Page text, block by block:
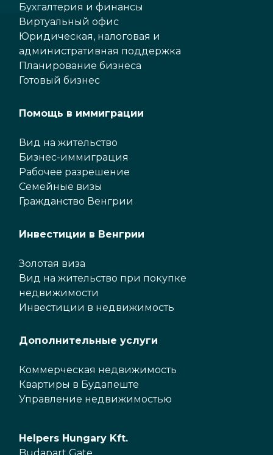
Бухгалтерия и финансы
Виртуальный офис
Юридическая, налоговая и
административная поддержка
Планирование бизнеса
Готовый бизнес
Помощь в иммиграции
Вид на жительство
Бизнес-иммиграция
Рабочее разрешение
Семейные визы
Гражданство Венгрии
Инвестиции в Венгрии
Золотая виза
Вид на жительство при покупке
недвижимости
Инвестиции в недвижимость
Дополнительные услуги
Коммерческая недвижимость
Квартиры в Будапеште
Управление недвижимостью
Helpers Hungary Kft.